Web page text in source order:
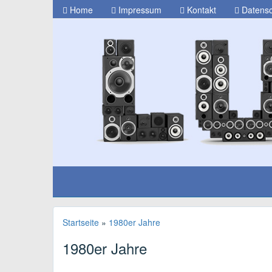
Home Impressum Kontakt
Startseite » 1980er Jahre
1980er Jahre